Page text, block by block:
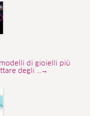
di gioielli più
degli ...→